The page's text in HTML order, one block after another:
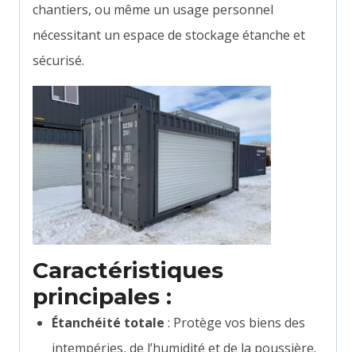
chantiers, ou même un usage personnel
nécessitant un espace de stockage étanche et
sécurisé.
Caractéristiques
principales :
Étanchéité totale : Protège vos biens des
intempéries, de l’humidité et de la poussière.